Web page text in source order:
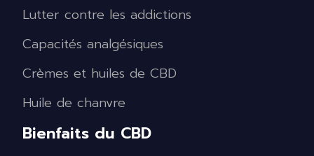
Lutter contre les addictions
Capacités analgésiques
Crèmes et huiles de CBD
Huile de chanvre
Bienfaits du CBD